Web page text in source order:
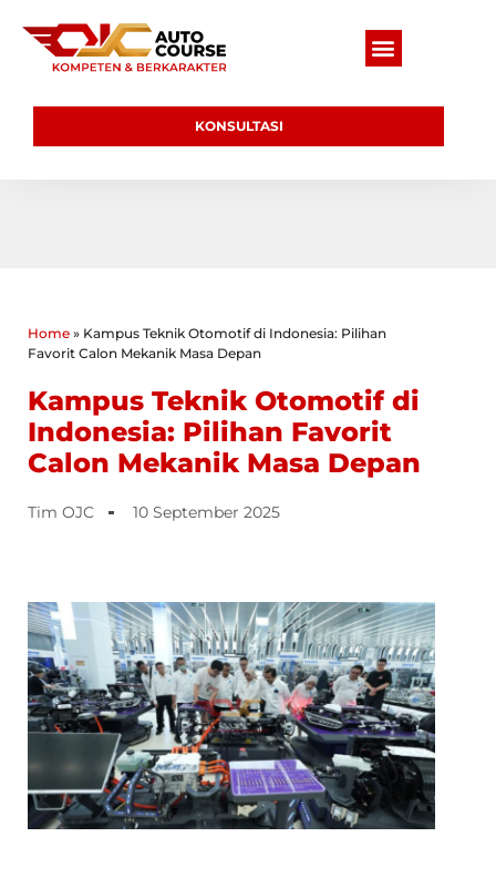
KONSULTASI
Home » Kampus Teknik Otomotif di Indonesia: Pilihan
Favorit Calon Mekanik Masa Depan
Kampus Teknik Otomotif di
Indonesia: Pilihan Favorit
Calon Mekanik Masa Depan
Tim OJC 10 September 2025